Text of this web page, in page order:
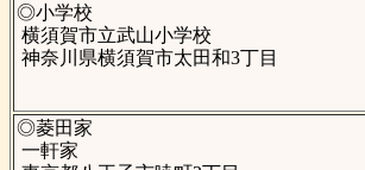
◎小学校
横須賀市立武山小学校
神奈川県横須賀市太田和3丁目
◎菱田家
一軒家